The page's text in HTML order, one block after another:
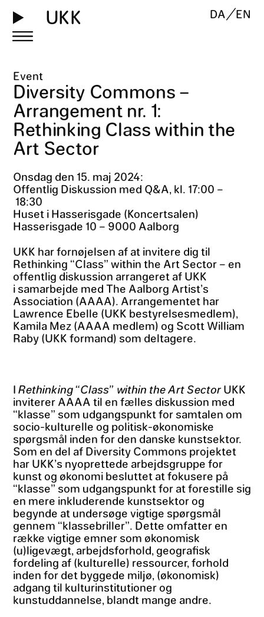
UKK DA EN
Event
Diversity Commons –
Arrangement nr. 1:
Rethinking Class within the
Art Sector
Onsdag den 15. maj 2024:
Offentlig Diskussion med Q&A, kl. 17:00 –
18:30
Huset i Hasserisgade (Koncertsalen)
Hasserisgade 10 – 9000 Aalborg
UKK har fornøjelsen af at invitere dig til
Rethinking “Class” within the Art Sector – en
offentlig diskussion arrangeret af UKK
i samarbejde med The Aalborg Artist’s
Association (AAAA). Arrangementet har
Lawrence Ebelle (UKK bestyrelsesmedlem),
Kamila Mez (AAAA medlem) og Scott William
Raby (UKK formand) som deltagere.
I Rethinking “Class” within the Art SectorUKK
inviterer AAAA til en fælles diskussion med
“klasse” som udgangspunkt for samtalen om
socio-kulturelle og politisk-økonomiske
spørgsmål inden for den danske kunstsektor.
Som en del af Diversity Commons projektet
har UKK’s nyoprettede arbejdsgruppe for
kunst og økonomi besluttet at fokusere på
“klasse” som udgangspunkt for at forestille sig
en mere inkluderende kunstsektor og
begynde at undersøge vigtige spørgsmål
gennem “klassebriller”. Dette omfatter en
række vigtige emner som økonomisk
(u)ligevægt, arbejdsforhold, geografisk
fordeling af (kulturelle) ressourcer, forhold
inden for det byggede miljø, (økonomisk)
adgang til kulturinstitutioner og
kunstuddannelse, blandt mange andre.